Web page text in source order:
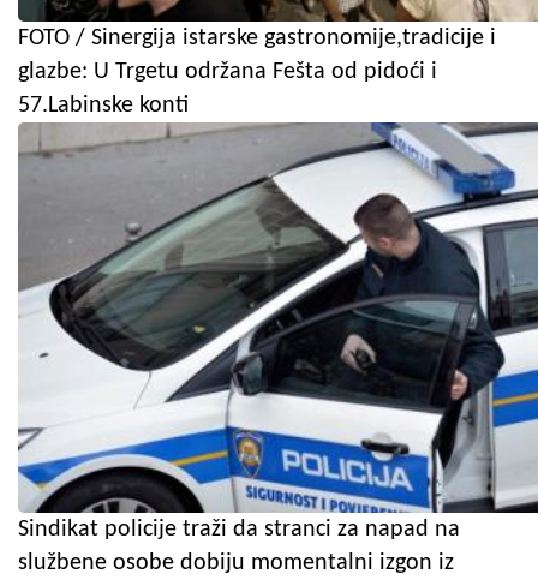
FOTO / Sinergija istarske gastronomije,tradicije i
glazbe: U Trgetu održana Fešta od pidoći i
57.Labinske konti
Sindikat policije traži da stranci za napad na
službene osobe dobiju momentalni izgon iz